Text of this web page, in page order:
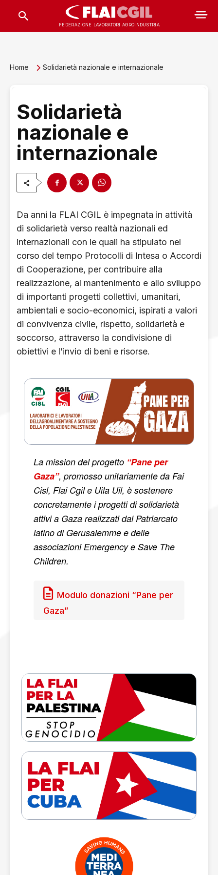
FEDERAZIONE LAVORATORI AGROINDUSTRIA
Home Solidarietà nazionale e internazionale
Solidarietà
nazionale e
internazionale
Da anni la FLAI CGIL è impegnata in attività
di solidarietà verso realtà nazionali ed
internazionali con le quali ha stipulato nel
corso del tempo Protocolli di Intesa o Accordi
di Cooperazione, per contribuire alla
realizzazione, al mantenimento e allo sviluppo
di importanti progetti collettivi, umanitari,
ambientali e socio-economici, ispirati a valori
di convivenza civile, rispetto, solidarietà e
soccorso, attraverso la condivisione di
obiettivi e l’invio di beni e risorse.
La mission del progetto “Pane per
Gaza”, promosso unitariamente da Fai
Cisl, Flai Cgil e Uila Uil, è sostenere
concretamente i progetti di solidarietà
attivi a Gaza realizzati dal Patriarcato
latino di Gerusalemme e delle
associazioni Emergency e Save The
Children.
Modulo donazioni “Pane per
Gaza”